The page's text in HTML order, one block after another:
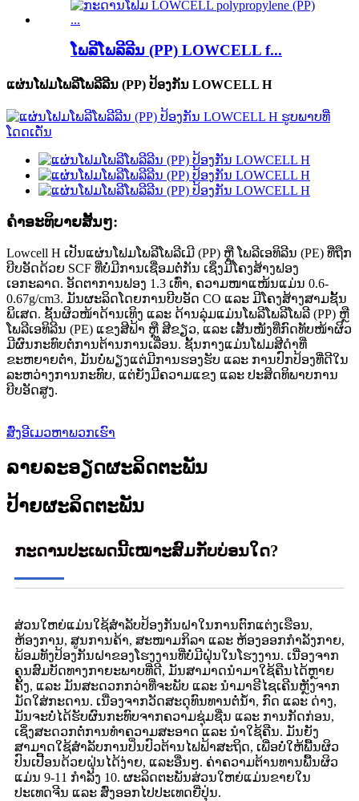
ໂພລີໂພລີລີນ (PP) LOWCELL f...
ແຜ່ນໂຟມໂພລີໂພລີລີນ (PP) ປ້ອງກັນ LOWCELL H
ຄໍາອະທິບາຍສັ້ນໆ:
Lowcell H ເປັນແຜ່ນໂຟມໂພລີໂພລີເມີ (PP) ຫຼື ໂພລີເອທິລີນ (PE) ທີ່ຖືກ
ບີບອັດດ້ວຍ SCF ທີ່ບໍ່ມີການເຊື່ອມຕໍ່ກັນ ເຊິ່ງມີໂຄງສ້າງຟອງ
ເອກະລາດ. ອັດຕາການຟອງ 1.3 ເທົ່າ, ຄວາມໜາແໜ້ນແມ່ນ 0.6-
0.67g/cm3. ມັນຜະລິດໂດຍການບີບອັດ CO ແລະ ມີໂຄງສ້າງສາມຊັ້ນ
ພິເສດ. ຊັ້ນຜິວໜ້າດ້ານເທິງ ແລະ ດ້ານລຸ່ມແມ່ນໂພລີໂພລີໂພລີ (PP) ຫຼື
ໂພລີເອທິລີນ (PE) ແຂງສີຟ້າ ຫຼື ສີຂຽວ, ແລະ ເສັ້ນໜັງທີ່ກົດທັບໜ້າຜິວ
ມີຜົນກະທົບຕໍ່ການຕ້ານການເລື່ອນ. ຊັ້ນກາງແມ່ນໂຟມສີດຳທີ່
ຂະຫຍາຍຕ່ຳ, ມັນບໍ່ພຽງແຕ່ມີການຮອງຮັບ ແລະ ການປົກປ້ອງທີ່ດີໃນ
ລະຫວ່າງການກະທົບ, ແຕ່ຍັງມີຄວາມແຂງ ແລະ ປະສິດທິພາບການ
ບີບອັດສູງ.
ສົ່ງອີເມວຫາພວກເຮົາ
ລາຍລະອຽດຜະລິດຕະພັນ
ປ້າຍຜະລິດຕະພັນ
ກະດານປະເພດນີ້ເໝາະສົມກັບບ່ອນໃດ?
ສ່ວນໃຫຍ່ແມ່ນໃຊ້ສຳລັບປ້ອງກັນຝາໃນການຕົກແຕ່ງເຮືອນ,
ຫ້ອງການ, ສູນການຄ້າ, ສະໜາມກິລາ ແລະ ຫ້ອງອອກກຳລັງກາຍ,
ພ້ອມທັງປ້ອງກັນຝາຂອງໂຮງງານທີ່ບໍ່ມີຝຸ່ນໃນໂຮງງານ. ເນື່ອງຈາກ
ຄຸນສົມບັດທາງກາຍະພາບທີ່ດີ, ມັນສາມາດນຳມາໃຊ້ຄືນໄດ້ຫຼາຍ
ຄັ້ງ, ແລະ ມັນສະດວກກວ່າທີ່ຈະພັບ ແລະ ນຳມາຣີໄຊເຄີນຫຼັງຈາກ
ມັດໃສ່ກະດານ. ເນື່ອງຈາກວັດສະດຸທົນທານຕໍ່ນ້ຳ, ກົດ ແລະ ດ່າງ,
ມັນຈະບໍ່ໄດ້ຮັບຜົນກະທົບຈາກຄວາມຊຸ່ມຊື່ນ ແລະ ການກັດກ່ອນ,
ເຊິ່ງສະດວກຕໍ່ການທຳຄວາມສະອາດ ແລະ ນຳໃຊ້ຄືນ. ມັນຍັງ
ສາມາດໃຊ້ສຳລັບການປິ່ນປົວຕ້ານໄຟຟ້າສະຖິດ, ເພື່ອບໍ່ໃຫ້ພື້ນຜິວ
ປົນເປື້ອນດ້ວຍຝຸ່ນໄດ້ງ່າຍ, ແລະອື່ນໆ. ຄ່າຄວາມຕ້ານທານພື້ນຜິວ
ແມ່ນ 9-11 ກຳລັງ 10. ຜະລິດຕະພັນສ່ວນໃຫຍ່ແມ່ນຂາຍໃນ
ປະເທດຈີນ ແລະ ສົ່ງອອກໄປປະເທດຍີ່ປຸ່ນ.